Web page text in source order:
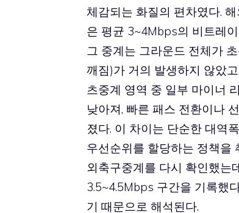
체감되는 화질의 편차였다.
은 평균 3~4Mbps의 비트레
그 중계는 그라운드 전체가
깨짐)가 거의 발생하지 않았
츠중계 영역 중 일부 마이너
낮아져, 빠른 패스 전환이나
졌다. 이 차이는 단순한 대역
우선순위를 할당하는 정책을
외축구중계를 다시 확인했는
3.5~4.5Mbps 구간을 기록했
기 때문으로 해석된다.